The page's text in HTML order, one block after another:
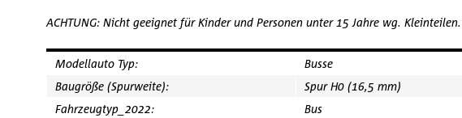
ACHTUNG: Nicht geeignet für Kinder und Personen unter 15 Jahre wg.
Modellauto Typ:
Busse
Baugröße (Spurweite):
Spur H0 (16,5 mm)
Fahrzeugtyp_2022:
Bus